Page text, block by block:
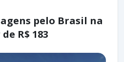
pelo Brasil na
R$ 183